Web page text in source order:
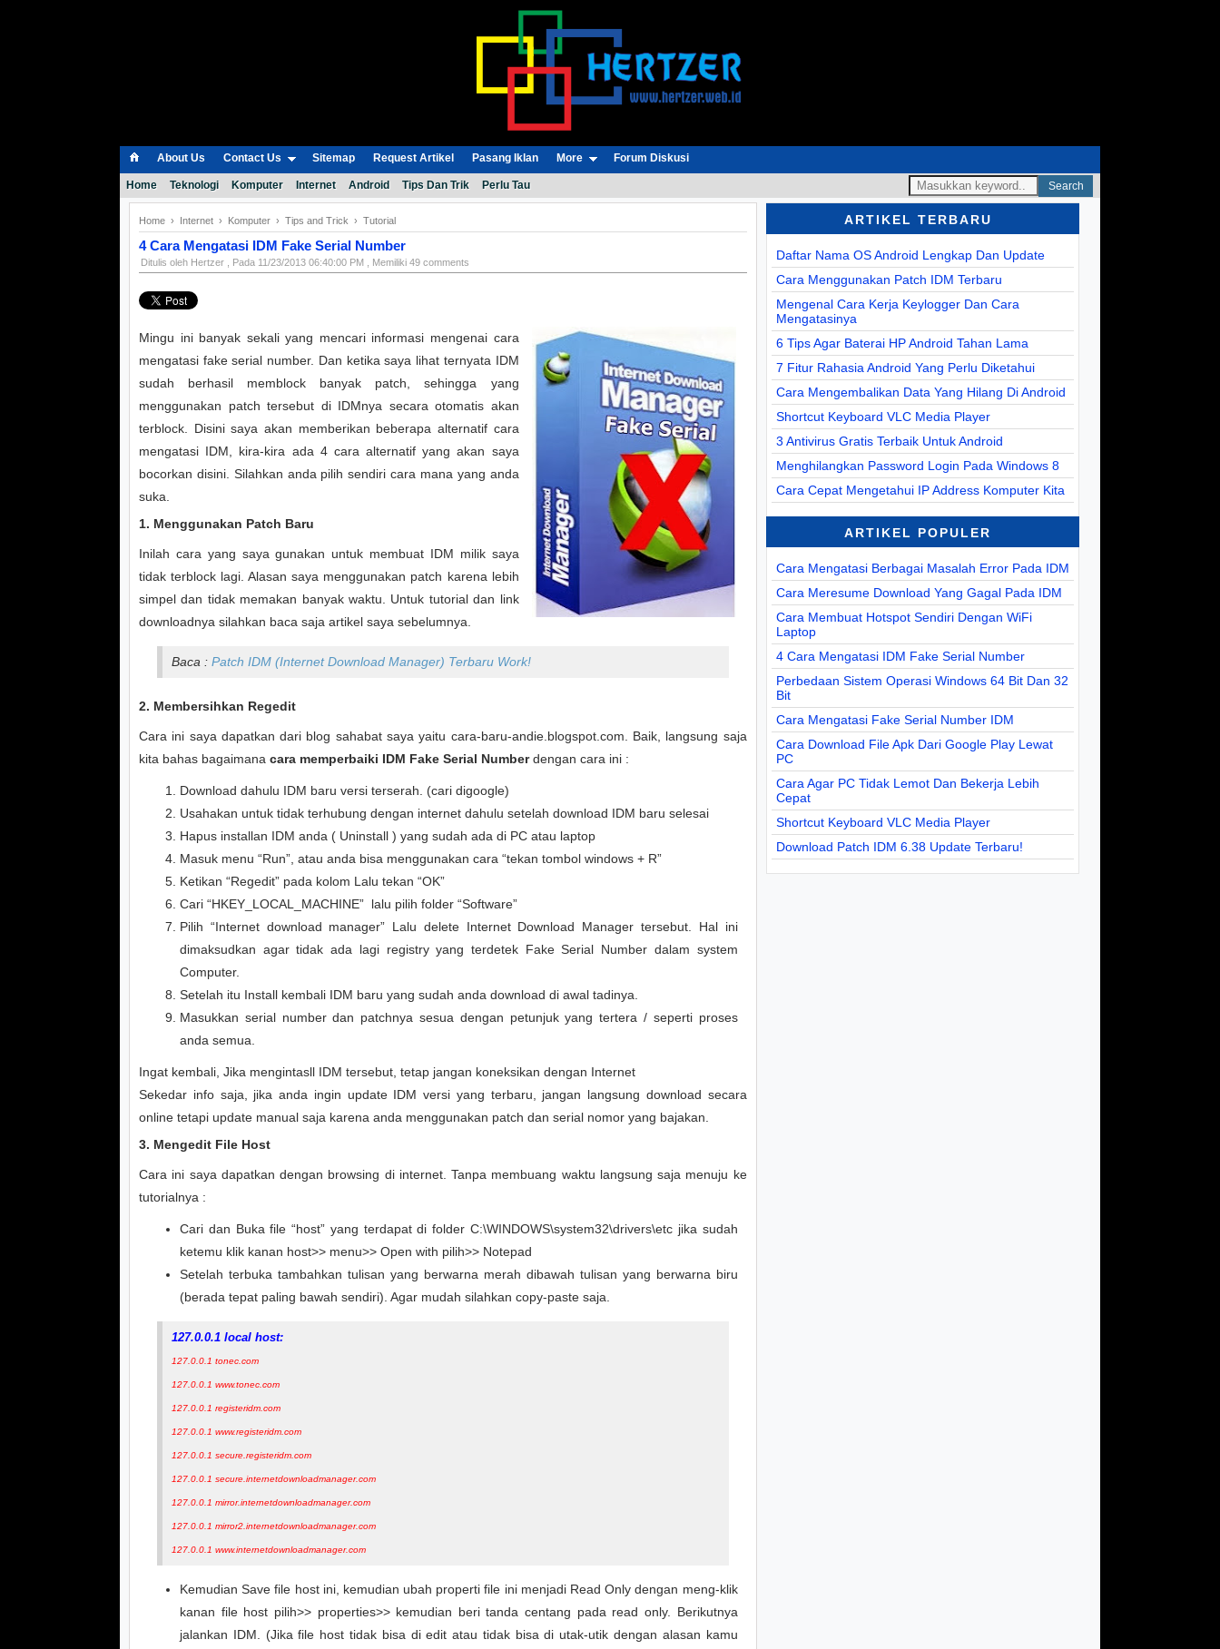
About Us Contact Us Sitemap Request Artikel Pasang Iklan More Forum Diskusi
Home Teknologi Komputer Internet Android Tips Dan Trik Perlu Tau Search
Home › Internet › Komputer › Tips and Trick › Tutorial
4 Cara Mengatasi IDM Fake Serial Number
Ditulis oleh Hertzer , Pada 11/23/2013 06:40:00 PM , Memiliki 49 comments
Mingu ini banyak sekali yang mencari informasi mengenai cara
mengatasi fake serial number. Dan ketika saya lihat ternyata IDM
sudah berhasil memblock banyak patch, sehingga yang
menggunakan patch tersebut di IDMnya secara otomatis akan
terblock. Disini saya akan memberikan beberapa alternatif cara
mengatasi IDM, kira-kira ada 4 cara alternatif yang akan saya
bocorkan disini. Silahkan anda pilih sendiri cara mana yang anda
suka.
1. Menggunakan Patch Baru
Inilah cara yang saya gunakan untuk membuat IDM milik saya
tidak terblock lagi. Alasan saya menggunakan patch karena lebih
simpel dan tidak memakan banyak waktu. Untuk tutorial dan link
downloadnya silahkan baca saja artikel saya sebelumnya.
Baca : Patch IDM (Internet Download Manager) Terbaru Work!
2. Membersihkan Regedit
Cara ini saya dapatkan dari blog sahabat saya yaitu cara-baru-andie.blogspot.com. Baik, langsung saja
kita bahas bagaimana cara memperbaiki IDM Fake Serial Numberdengan cara ini :
Download dahulu IDM baru versi terserah. (cari digoogle)
Usahakan untuk tidak terhubung dengan internet dahulu setelah download IDM baru selesai
Hapus installan IDM anda ( Uninstall ) yang sudah ada di PC atau laptop
Masuk menu “Run”, atau anda bisa menggunakan cara “tekan tombol windows + R”
Ketikan “Regedit” pada kolom Lalu tekan “OK”
Cari “HKEY_LOCAL_MACHINE” lalu pilih folder “Software”
Pilih “Internet download manager” Lalu delete Internet Download Manager tersebut. Hal ini
dimaksudkan agar tidak ada lagi registry yang terdetek Fake Serial Number dalam system
Computer.
Setelah itu Install kembali IDM baru yang sudah anda download di awal tadinya.
Masukkan serial number dan patchnya sesua dengan petunjuk yang tertera / seperti proses
anda semua.
Ingat kembali, Jika mengintasll IDM tersebut, tetap jangan koneksikan dengan Internet
Sekedar info saja, jika anda ingin update IDM versi yang terbaru, jangan langsung download secara
online tetapi update manual saja karena anda menggunakan patch dan serial nomor yang bajakan.
3. Mengedit File Host
Cara ini saya dapatkan dengan browsing di internet. Tanpa membuang waktu langsung saja menuju ke
tutorialnya :
Cari dan Buka file “host” yang terdapat di folder C:\WINDOWS\system32\drivers\etc jika sudah
ketemu klik kanan host>> menu>> Open with pilih>> Notepad
Setelah terbuka tambahkan tulisan yang berwarna merah dibawah tulisan yang berwarna biru
(berada tepat paling bawah sendiri). Agar mudah silahkan copy-paste saja.
127.0.0.1 local host:
127.0.0.1 tonec.com
127.0.0.1 www.tonec.com
127.0.0.1 registeridm.com
127.0.0.1 www.registeridm.com
127.0.0.1 secure.registeridm.com
127.0.0.1 secure.internetdownloadmanager.com
127.0.0.1 mirror.internetdownloadmanager.com
127.0.0.1 mirror2.internetdownloadmanager.com
127.0.0.1 www.internetdownloadmanager.com
Kemudian Save file host ini, kemudian ubah properti file ini menjadi Read Only dengan meng-klik
kanan file host pilih>> properties>> kemudian beri tanda centang pada read only. Berikutnya
jalankan IDM. (Jika file host tidak bisa di edit atau tidak bisa di utak-utik dengan alasan kamu
ARTIKEL TERBARU
Daftar Nama OS Android Lengkap Dan Update
Cara Menggunakan Patch IDM Terbaru
Mengenal Cara Kerja Keylogger Dan Cara
Mengatasinya
6 Tips Agar Baterai HP Android Tahan Lama
7 Fitur Rahasia Android Yang Perlu Diketahui
Cara Mengembalikan Data Yang Hilang Di Android
Shortcut Keyboard VLC Media Player
3 Antivirus Gratis Terbaik Untuk Android
Menghilangkan Password Login Pada Windows 8
Cara Cepat Mengetahui IP Address Komputer Kita
ARTIKEL POPULER
Cara Mengatasi Berbagai Masalah Error Pada IDM
Cara Meresume Download Yang Gagal Pada IDM
Cara Membuat Hotspot Sendiri Dengan WiFi
Laptop
4 Cara Mengatasi IDM Fake Serial Number
Perbedaan Sistem Operasi Windows 64 Bit Dan 32
Bit
Cara Mengatasi Fake Serial Number IDM
Cara Download File Apk Dari Google Play Lewat
PC
Cara Agar PC Tidak Lemot Dan Bekerja Lebih
Cepat
Shortcut Keyboard VLC Media Player
Download Patch IDM 6.38 Update Terbaru!